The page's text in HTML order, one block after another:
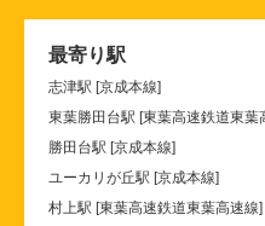
最寄り駅
志津駅 [京成本線]
東葉勝田台駅 [東葉高速鉄道東葉
勝田台駅 [京成本線]
ユーカリが丘駅 [京成本線]
村上駅 [東葉高速鉄道東葉高速線]